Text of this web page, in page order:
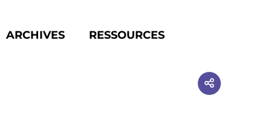
ARCHIVES RESSOURCES